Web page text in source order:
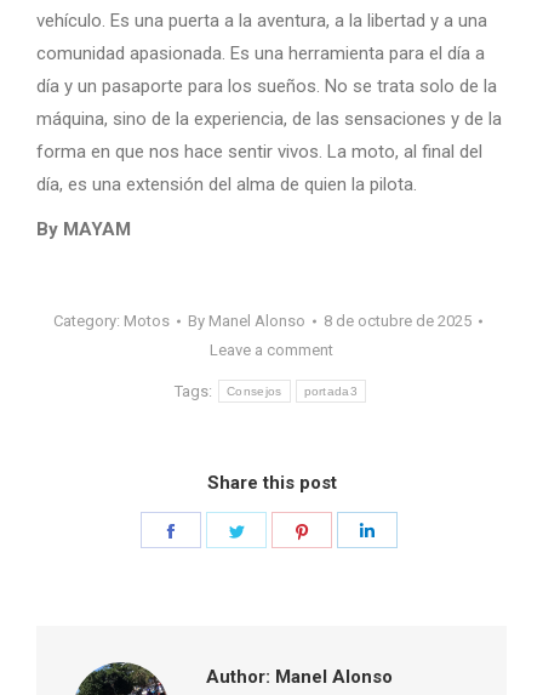
vehículo. Es una puerta a la aventura, a la libertad y a una
comunidad apasionada. Es una herramienta para el día a
día y un pasaporte para los sueños. No se trata solo de la
máquina, sino de la experiencia, de las sensaciones y de la
forma en que nos hace sentir vivos. La moto, al final del
día, es una extensión del alma de quien la pilota.
By MAYAM
Category: Motos By Manel Alonso
8 de octubre de 2025
Leave a comment
Tags: Consejos portada3
Share this post
Author: Manel Alonso